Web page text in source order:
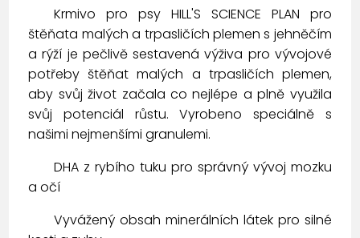
Krmivo pro psy HILL'S SCIENCE PLAN pro
štěňata malých a trpasličích plemen s jehněčím
a rýží je pečlivě sestavená výživa pro vývojové
potřeby štěňat malých a trpasličích plemen,
aby svůj život začala co nejlépe a plně využila
svůj potenciál růstu. Vyrobeno speciálně s
našimi nejmenšími granulemi.
DHA z rybího tuku pro správný vývoj mozku
a očí
Vyvážený obsah minerálních látek pro silné